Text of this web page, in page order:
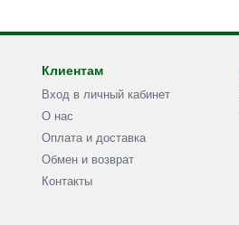
Клиентам
Вход в личный кабинет
О нас
Оплата и доставка
Обмен и возврат
Контакты